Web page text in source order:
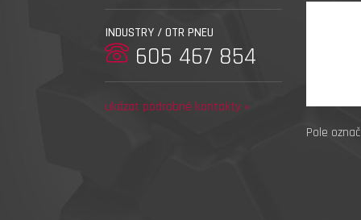
INDUSTRY / OTR PNEU
605 467 854
ukázat podrobné kontakty »
Pole